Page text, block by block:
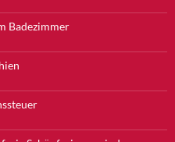
Badezimmer